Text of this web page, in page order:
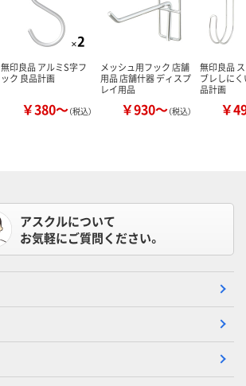
無印良品 アルミS字フ
ック 良品計画
￥380～（税込）
メッシュ用フック 店舗
用品 店舗什器 ディスプ
レイ用品
￥930～（税込）
無印良品
ブレしに
品計画
￥
アスクルについて
お気軽にご質問ください。